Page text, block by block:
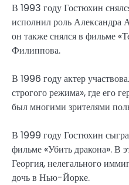
В 1993 году Гостюхин
исполнил роль Александра
он также снялся в фильме
Филиппова.
В 1996 году актер
строгого режима», где его
был многими зрителями
В 1999 году Гостюхин
фильме «Убить дракона». В
Георгия, нелегального
дочь в Нью-Йорке.